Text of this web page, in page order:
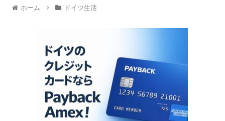
ホーム ドイツ生活